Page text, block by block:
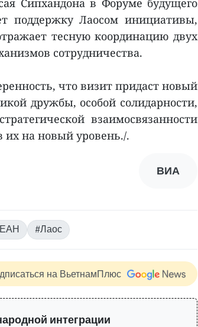
Сипхандона в Форуме будущего
поддержку Лаосом инициативы,
тесную координацию двух
сотрудничества.
что визит придаст новый
дружбы, особой солидарности,
взаимосвязанности
на новый уровень./.
ВИА
#Лаос
на ВьетнамПлюс
интеграции